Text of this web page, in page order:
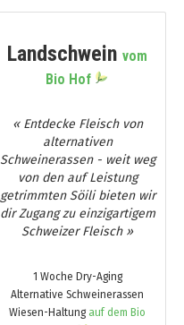
Landschwein vom
Bio Hof
« Entdecke Fleisch von
alternativen
Schweinerassen - weit weg
von den auf Leistung
getrimmten Söili bieten wir
dir Zugang zu einzigartigem
Schweizer Fleisch »
1 Woche Dry-Aging
Alternative Schweinerassen
Wiesen-Haltung auf dem Bio